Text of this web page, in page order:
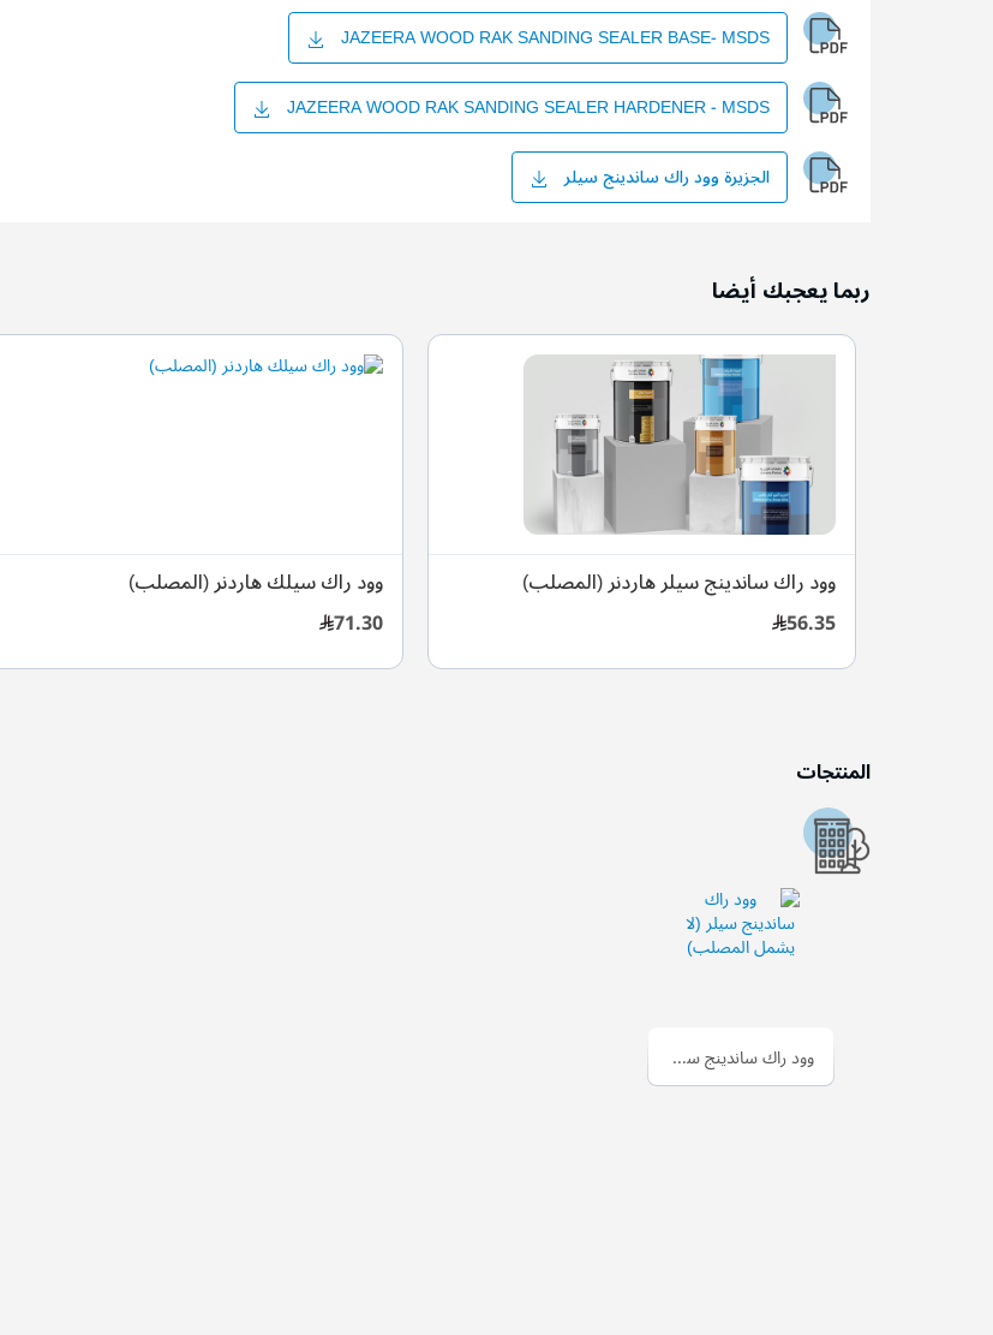
JAZEERA WOOD RAK SANDING SEALER BASE- MSDS
JAZEERA WOOD RAK SANDING SEALER HARDENER - MSDS
الجزيرة وود راك ساندينج سيلر
ربما يعجبك أيضا
وود راك ساندينج سيلر هاردنر (المصلب)
56.35
وود راك سيلك هاردنر (المصلب)
71.30
المنتجات
وود راك ساندينج سيلر (لا يشمل المصلب)